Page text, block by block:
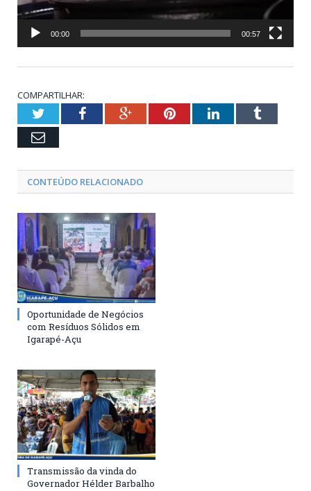
00:00 00:57
COMPARTILHAR:
TwitterFacebookGoogle+PinterestLinkedInTumblr
Email
CONTEÚDO RELACIONADO
Oportunidade de Negócios
com Resíduos Sólidos em
Igarapé-Açu
Transmissão da vinda do
Governador Hélder Barbalho